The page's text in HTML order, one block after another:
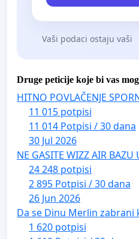
Vaši podaci ostaju vaši
Druge peticije koje bi vas
HITNO POVLAČENJE
11 015 potpisi
11 014 Potpisi / 30 dana
30 Jul 2026
NE GASITE WIZZ AIR BAZU
24 248 potpisi
2 895 Potpisi / 30 dana
26 Jun 2026
Da se Dinu Merlin zabrani
1 620 potpisi